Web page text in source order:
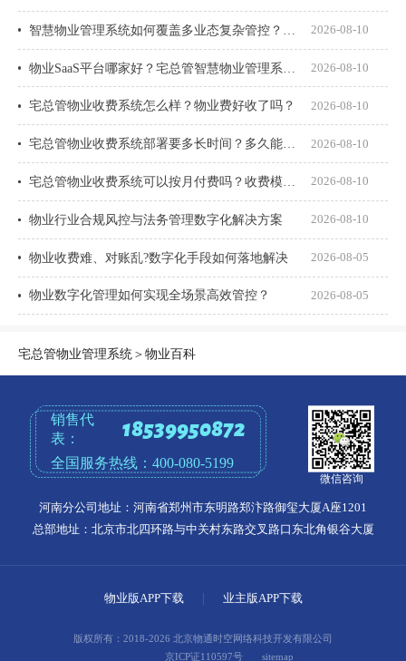
2026-08-10
2026-08-10
宅总管物业收费系统怎么样？物业费好收了吗？ 2026-08-10
2026-08-10
2026-08-10
物业行业合规风控与法务管理数字化解决方案 2026-08-10
物业收费难、对账乱?数字化手段如何落地解决 2026-08-05
物业数字化管理如何实现全场景高效管控？ 2026-08-05
宅总管物业管理系统＞物业百科
销售代
表：
18539950872
全国服务热线：400-080-5199
微信咨询
河南分公司地址：河南省郑州市东明路郑汴路御玺大厦A座1201
总部地址：北京市北四环路与中关村东路交叉路口东北角银谷大厦
物业版APP下载 业主版APP下载
版权所有：2018-2026 北京物通时空网络科技开发有限公司
京ICP证110597号 sitemap